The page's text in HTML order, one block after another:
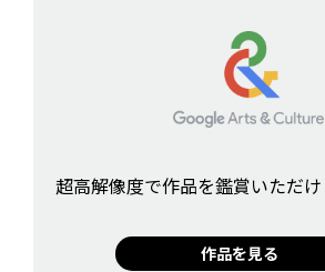
超高解像度で作品を鑑賞いただけ
作品を見る